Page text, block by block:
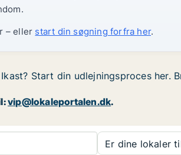
– eller start din søgning forfra her.
Start din udlejningsproces
vip@lokaleportalen.dk.
Er dine lokaler